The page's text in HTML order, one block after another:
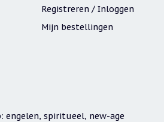
Registreren / Inloggen
Mijn bestellingen
engelen, spiritueel, new-age